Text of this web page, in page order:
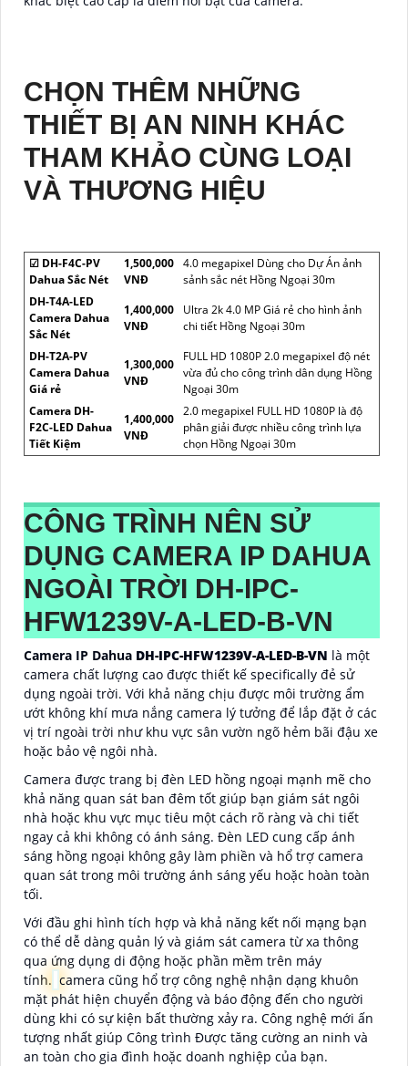
CHỌN THÊM NHỮNG
THIẾT BỊ AN NINH KHÁC
THAM KHẢO CÙNG LOẠI
VÀ THƯƠNG HIỆU
☑ DH-F4C-PV
Dahua Sắc Nét
1,500,000
VNĐ
4.0 megapixel Dùng cho Dự Án ảnh
sảnh sắc nét Hồng Ngoại 30m
DH-T4A-LED
Camera Dahua
Sắc Nét
1,400,000
VNĐ
Ultra 2k 4.0 MP Giá rẻ cho hình ảnh
chi tiết Hồng Ngoại 30m
DH-T2A-PV
Camera Dahua
Giá rẻ
1,300,000
VNĐ
FULL HD 1080P 2.0 megapixel độ nét
vừa đủ cho công trình dân dụng Hồng
Ngoại 30m
Camera DH-
F2C-LED Dahua
Tiết Kiệm
1,400,000
VNĐ
2.0 megapixel FULL HD 1080P là độ
phân giải được nhiều công trình lựa
chọn Hồng Ngoại 30m
CÔNG TRÌNH NÊN SỬ
DỤNG CAMERA IP DAHUA
NGOÀI TRỜI DH-IPC-
HFW1239V-A-LED-B-VN
Camera IP Dahua DH-IPC-HFW1239V-A-LED-B-VN là một
camera chất lượng cao được thiết kế specifically đẻ sử
dụng ngoài trời. Với khả năng chịu được môi trường ẩm
ướt không khí mưa nắng camera lý tưởng để lắp đặt ở các
vị trí ngoài trời như khu vực sân vườn ngõ hẻm bãi đậu xe
hoặc bảo vệ ngôi nhà.
Camera được trang bị đèn LED hồng ngoại mạnh mẽ cho
khả năng quan sát ban đêm tốt giúp bạn giám sát ngôi
nhà hoặc khu vực mục tiêu một cách rõ ràng và chi tiết
ngay cả khi không có ánh sáng. Đèn LED cung cấp ánh
sáng hồng ngoại không gây làm phiền và hổ trợ camera
quan sát trong môi trường ánh sáng yếu hoặc hoàn toàn
tối.
Với đầu ghi hình tích hợp và khả năng kết nối mạng bạn
có thể dễ dàng quản lý và giám sát camera từ xa thông
qua ứng dụng di động hoặc phần mềm trên máy
tính. camera cũng hổ trợ công nghệ nhận dạng khuôn
mặt phát hiện chuyển động và báo động đến cho người
dùng khi có sự kiện bất thường xảy ra. Công nghệ mới ấn
tượng nhất giúp Công trình Được tăng cường an ninh và
an toàn cho gia đình hoặc doanh nghiệp của bạn.